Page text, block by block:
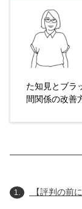
た知見とブラ
間関係の改善
1. 【評判の前